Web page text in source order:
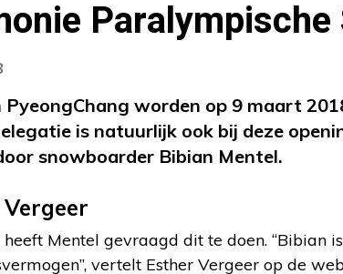
Paralympische
PyeongChang worden op 9 maart
is natuurlijk ook bij deze
snowboarder Bibian Mentel.
Mentel gevraagd dit te doen. “Bibian
vertelt Esther Vergeer op de